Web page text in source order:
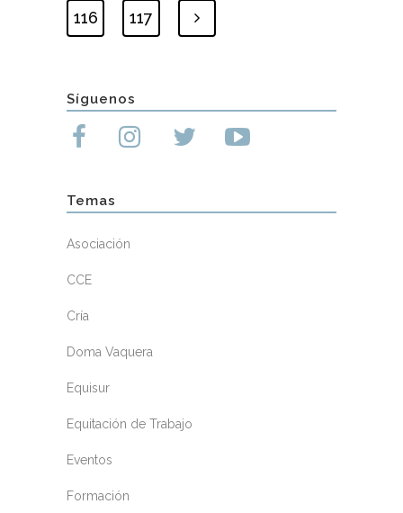
116
117
Síguenos
Temas
Asociación
CCE
Cría
Doma Vaquera
Equisur
Equitación de Trabajo
Eventos
Formación